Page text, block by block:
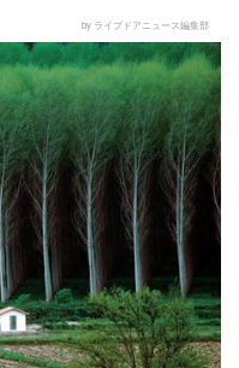
by ライブドアニュース編集部